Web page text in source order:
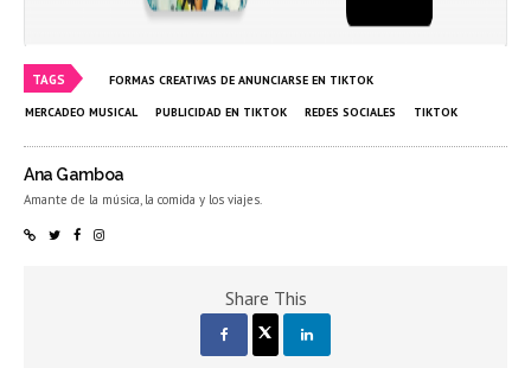
TAGS FORMAS CREATIVAS DE ANUNCIARSE EN TIKTOK
MERCADEO MUSICAL PUBLICIDAD EN TIKTOK REDES SOCIALES TIKTOK
Ana Gamboa
Amante de la música, la comida y los viajes.
Share This